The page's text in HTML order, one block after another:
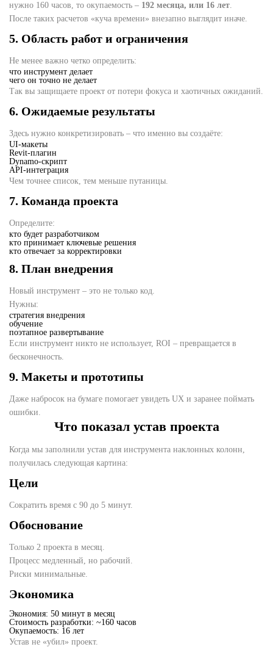
нужно 160 часов, то окупаемость – 192 месяца, или 16 лет.
После таких расчетов «куча времени» внезапно выглядит иначе.
5. Область работ и ограничения
Не менее важно четко определить:
что инструмент делает
чего он точно не делает
Так вы защищаете проект от потери фокуса и хаотичных ожиданий.
6. Ожидаемые результаты
Здесь нужно конкретизировать – что именно вы создаёте:
UI-макеты
Revit-плагин
Dynamo-скрипт
API-интеграция
Чем точнее список, тем меньше путаницы.
7. Команда проекта
Определите:
кто будет разработчиком
кто принимает ключевые решения
кто отвечает за корректировки
8. План внедрения
Новый инструмент – это не только код.
Нужны:
стратегия внедрения
обучение
поэтапное развертывание
Если инструмент никто не использует, ROI – превращается в
бесконечность.
9. Макеты и прототипы
Даже набросок на бумаге помогает увидеть UX и заранее поймать
ошибки.
Что показал устав проекта
Когда мы заполнили устав для инструмента наклонных колонн,
получилась следующая картина:
Цели
Сократить время с 90 до 5 минут.
Обоснование
Только 2 проекта в месяц.
Процесс медленный, но рабочий.
Риски минимальные.
Экономика
Экономия: 50 минут в месяц
Стоимость разработки: ~160 часов
Окупаемость: 16 лет
Устав не «убил» проект.